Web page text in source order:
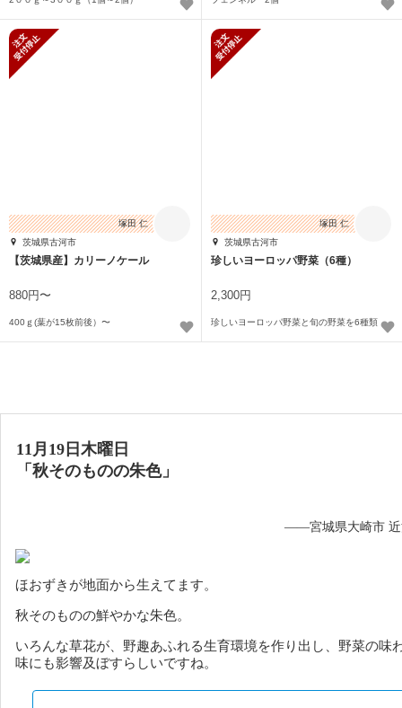
塚田 仁
茨城県古河市
【茨城県産】カリーノケール
880円〜
400ｇ(葉が15枚前後）〜
塚田 仁
茨城県古河市
珍しいヨーロッパ野菜（6種）
2,300円
珍しいヨーロッパ野菜と旬の野菜を6種類
11月19日木曜日
「秋そのものの朱色」
——宮城県大崎市 近
ほおずきが地面から生えてます。
秋そのものの鮮やかな朱色。
いろんな草花が、野趣あふれる生育環境を作り出し、野菜の味
味にも影響及ぼすらしいですね。